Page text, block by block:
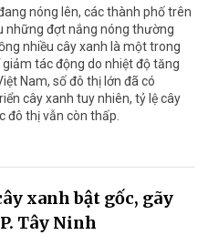
nóng lên, các thành phố trên
những đợt nắng nóng thường
nhiều cây xanh là một trong
tác động do nhiệt độ tăng
Nam, số đô thị lớn đã có
cây xanh tuy nhiên, tỷ lệ cây
đô thị vẫn còn thấp.
xanh bật gốc, gãy
Tây Ninh